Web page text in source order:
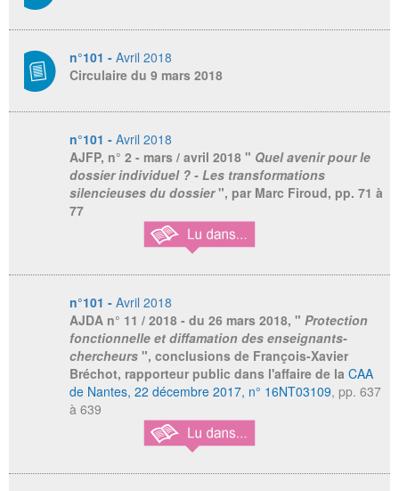
n°101 - Avril 2018
Circulaire du 9 mars 2018
n°101 - Avril 2018
AJFP, n° 2 - mars / avril 2018 " Quel avenir pour le
dossier individuel ? - Les transformations
silencieuses du dossier", par Marc Firoud, pp. 71 à
77
n°101 - Avril 2018
AJDAn° 11 / 2018 - du 26 mars 2018, " Protection
fonctionnelle et diffamation des enseignants-
chercheurs", conclusions de François-Xavier
Bréchot, rapporteur public dans l'affaire de la CAA
de Nantes, 22 décembre 2017, n° 16NT03109, pp. 637
à 639